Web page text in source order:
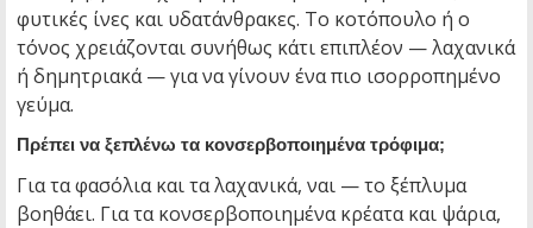
φυτικές ίνες και υδατάνθρακες. Το κοτόπουλο ή ο
τόνος χρειάζονται συνήθως κάτι επιπλέον — λαχανικά
ή δημητριακά — για να γίνουν ένα πιο ισορροπημένο
γεύμα.
Πρέπει να ξεπλένω τα κονσερβοποιημένα τρόφιμα;
Για τα φασόλια και τα λαχανικά, ναι — το ξέπλυμα
βοηθάει. Για τα κονσερβοποιημένα κρέατα και ψάρια,